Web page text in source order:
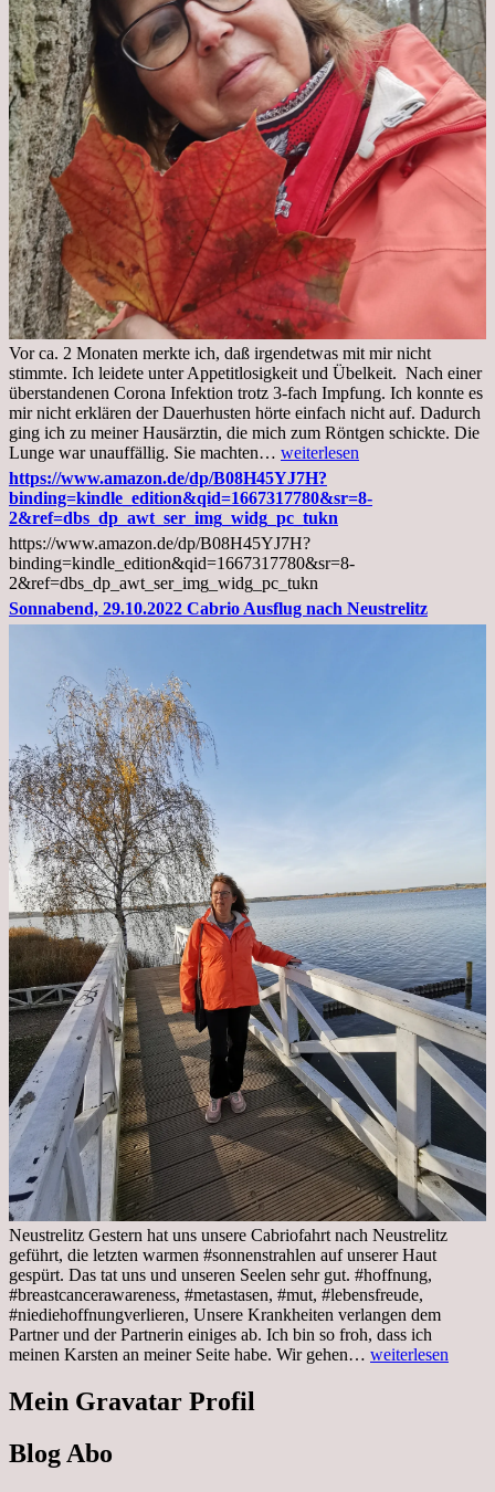
Vor ca. 2 Monaten merkte ich, daß irgendetwas mit mir nicht
stimmte. Ich leidete unter Appetitlosigkeit und Übelkeit. Nach einer
überstandenen Corona Infektion trotz 3-fach Impfung. Ich konnte es
mir nicht erklären der Dauerhusten hörte einfach nicht auf. Dadurch
ging ich zu meiner Hausärztin, die mich zum Röntgen schickte. Die
Lunge war unauffällig. Sie machten… Mittwoch,
02.11.2022,
Arztgespräch
und
Diagnose
Lebermetastasen
weiterlesen
https://www.amazon.de/dp/B08H45YJ7H?
binding=kindle_edition&qid=1667317780&sr=8-
2&ref=dbs_dp_awt_ser_img_widg_pc_tukn
https://www.amazon.de/dp/B08H45YJ7H?
binding=kindle_edition&qid=1667317780&sr=8-
2&ref=dbs_dp_awt_ser_img_widg_pc_tukn
Sonnabend, 29.10.2022 Cabrio Ausflug nach Neustrelitz
Neustrelitz Gestern hat uns unsere Cabriofahrt nach Neustrelitz
geführt, die letzten warmen #sonnenstrahlen auf unserer Haut
gespürt. Das tat uns und unseren Seelen sehr gut. #hoffnung,
#breastcancerawareness, #metastasen, #mut, #lebensfreude,
#niediehoffnungverlieren, Unsere Krankheiten verlangen dem
Partner und der Partnerin einiges ab. Ich bin so froh, dass ich
meinen Karsten an meiner Seite habe. Wir gehen… Sonnabend,
weiterlesen
Mein Gravatar Profil
Blog Abo